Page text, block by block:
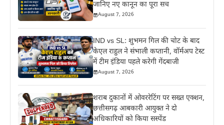
जानिए नए कानून का पूरा सच
August 7, 2026
IND vs SL: शुभमन गिल की चोट के बाद
केएल राहुल ने संभाली कप्तानी, वॉर्मअप टेस्ट
में टीम इंडिया पहले करेगी गेंदबाजी
August 7, 2026
शराब दुकानों में ओवररेटिंग पर सख्त एक्शन,
छत्तीसगढ़ आबकारी आयुक्त ने दो
अधिकारियों को किया सस्पेंड